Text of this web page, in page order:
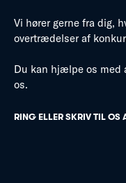
Vi hører gerne fra dig,
overtrædelser af
Du kan hjælpe os med
os.
RING ELLER SKRIV TIL OS